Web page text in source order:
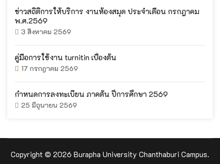
ข่าวสถิติการให้บริการ งานห้องสมุด ประจำเดือน กรกฎาคม
พ.ศ.2569
3 สิงหาคม 2569
คู่มือการใช้งาน turnitin เบื้องต้น
17 กรกฎาคม 2569
กำหนดการลงทะเบียน ภาคต้น ปีการศึกษา 2569
25 มิถุนายน 2569
Copyright © 2026 Burapha University Chanthaburi Campus.